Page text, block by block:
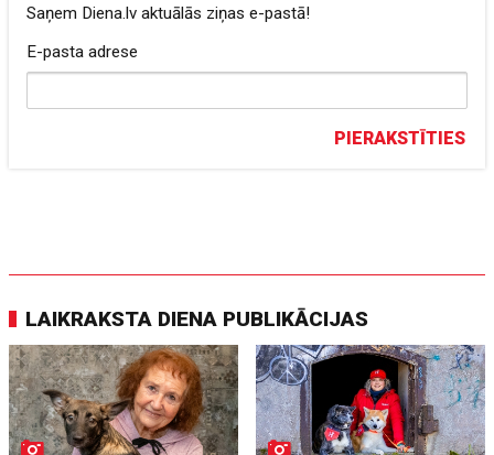
Saņem Diena.lv aktuālās ziņas e-pastā!
E-pasta adrese
PIERAKSTĪTIES
LAIKRAKSTA DIENA PUBLIKĀCIJAS